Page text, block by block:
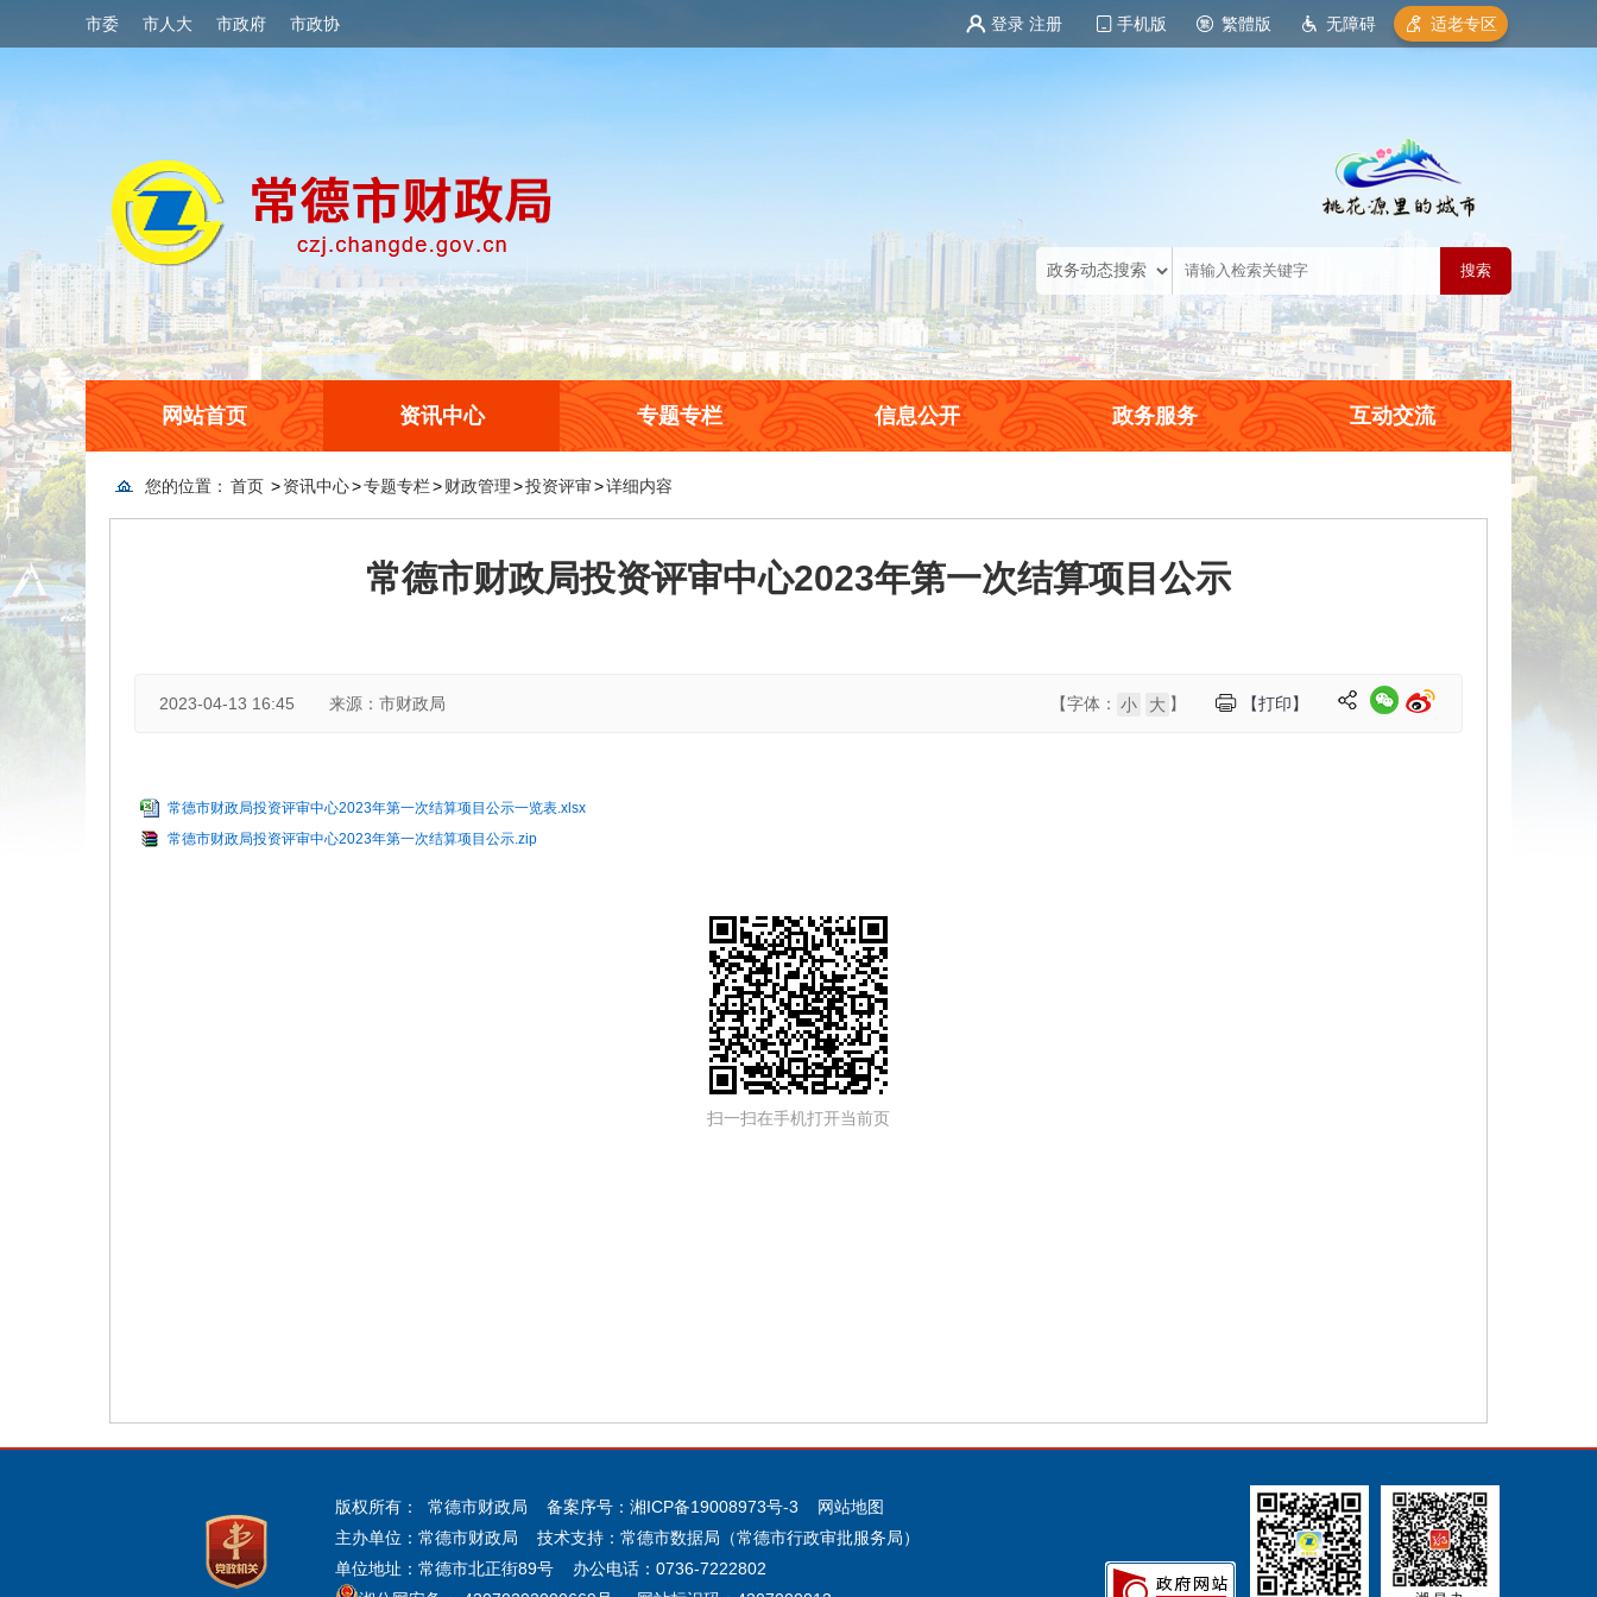
市委 市人大 市政府 市政协 登录 注册 手机版 繁體版 无障碍 适老专区
网站首页 资讯中心 专题专栏 信息公开 政务服务 互动交流
您的位置： 首页 >资讯中心>专题专栏>财政管理>投资评审>详细内容
常德市财政局投资评审中心2023年第一次结算项目公示
2023-04-13 16:45 来源：市财政局 【打印】
【字体： 小 大 】
常德市财政局投资评审中心2023年第一次结算项目公示一览表.xlsx
常德市财政局投资评审中心2023年第一次结算项目公示.zip
扫一扫在手机打开当前页
版权所有： 常德市财政局 备案序号： 湘ICP备19008973号-3
网站地图
主办单位：常德市财政局 技术支持：常德市数据局（常德市行政审批服务局）
单位地址：常德市北正街89号 办公电话：0736-7222802